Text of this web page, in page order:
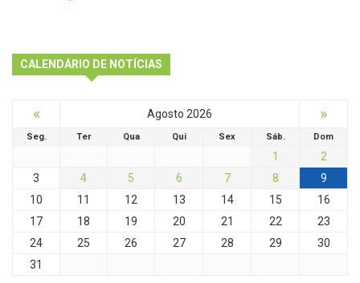
CALENDÁRIO DE NOTÍCIAS
« Agosto 2026 »
Seg. Ter Qua Qui Sex Sáb. Dom
1
2
3
4 5 6 7 8
9
10
11 12 13 14 15
16
17
18 19 20 21 22
23
24
25 26 27 28 29
30
31